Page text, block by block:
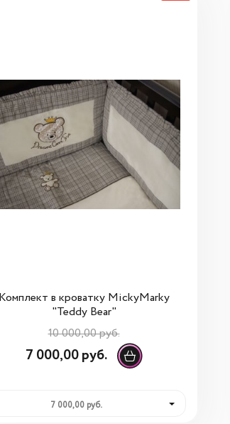
Комплект в кроватку MickyMarky
"Teddy Bear"
10 000,00 руб.
7 000,00 руб.
7 000,00 руб.